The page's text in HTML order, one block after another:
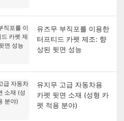
유즈무 부직포를 이용한
터프티드 카펫 제조: 향
상된 뒷면 성능
유지무 고급 자동차용
카펫 뒷면 소재 (성형 카
펫 적용 분야)